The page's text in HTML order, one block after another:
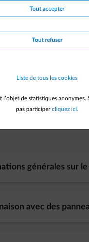
eau
générales sur
avec des
Tout accepter
Tout refuser
Liste de tous les cookies
l’objet de statistiques anonymes.
pas participercliquez ici.